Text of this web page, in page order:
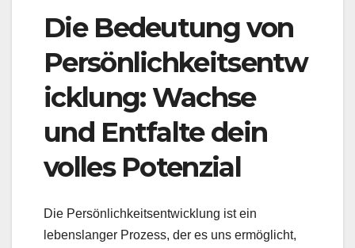
Die Bedeutung von
Persönlichkeitsentw
icklung: Wachse
und Entfalte dein
volles Potenzial
Die Persönlichkeitsentwicklung ist ein
lebenslanger Prozess, der es uns ermöglicht,